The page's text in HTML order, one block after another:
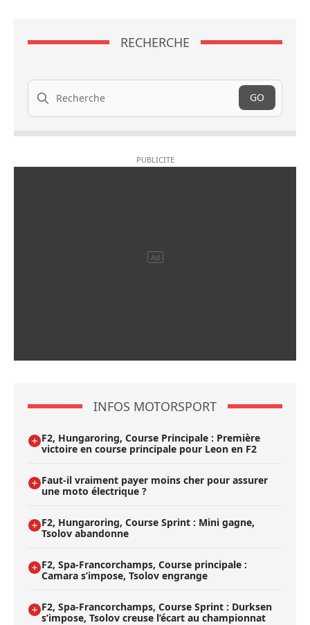
RECHERCHE
Recherche
GO
INFOS MOTORSPORT
F2, Hungaroring, Course Principale : Première
victoire en course principale pour Leon en F2
Faut-il vraiment payer moins cher pour assurer
une moto électrique ?
F2, Hungaroring, Course Sprint : Mini gagne,
Tsolov abandonne
F2, Spa-Francorchamps, Course principale :
Camara s’impose, Tsolov engrange
F2, Spa-Francorchamps, Course Sprint : Durksen
s’impose, Tsolov creuse l’écart au championnat